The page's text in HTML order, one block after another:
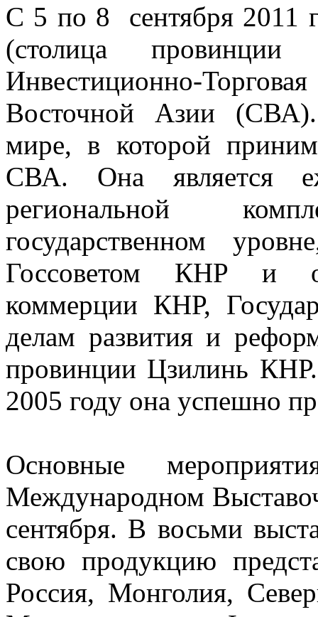
С 5 по 8 сентября 2011
(столица
Инвестиционно-
Восточной Азии
мире, в которой
СВА. Она является
региональной
государственном
Госсоветом КНР и
коммерции КНР,
делам развития и
провинции Цзилинь
2005 году она успешно
Основные
Международном
сентября. В восьми
свою продукцию
Россия, Монголия,